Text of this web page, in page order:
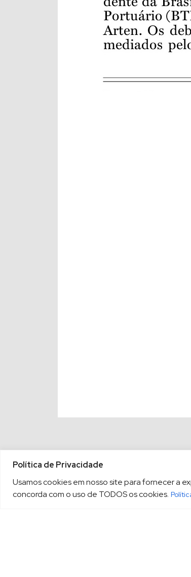
Política de Privacidade
Usamos cookies em nosso site para fornecer a
concorda com o uso de TODOS os cookies.